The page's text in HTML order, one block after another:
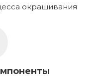
окрашивания